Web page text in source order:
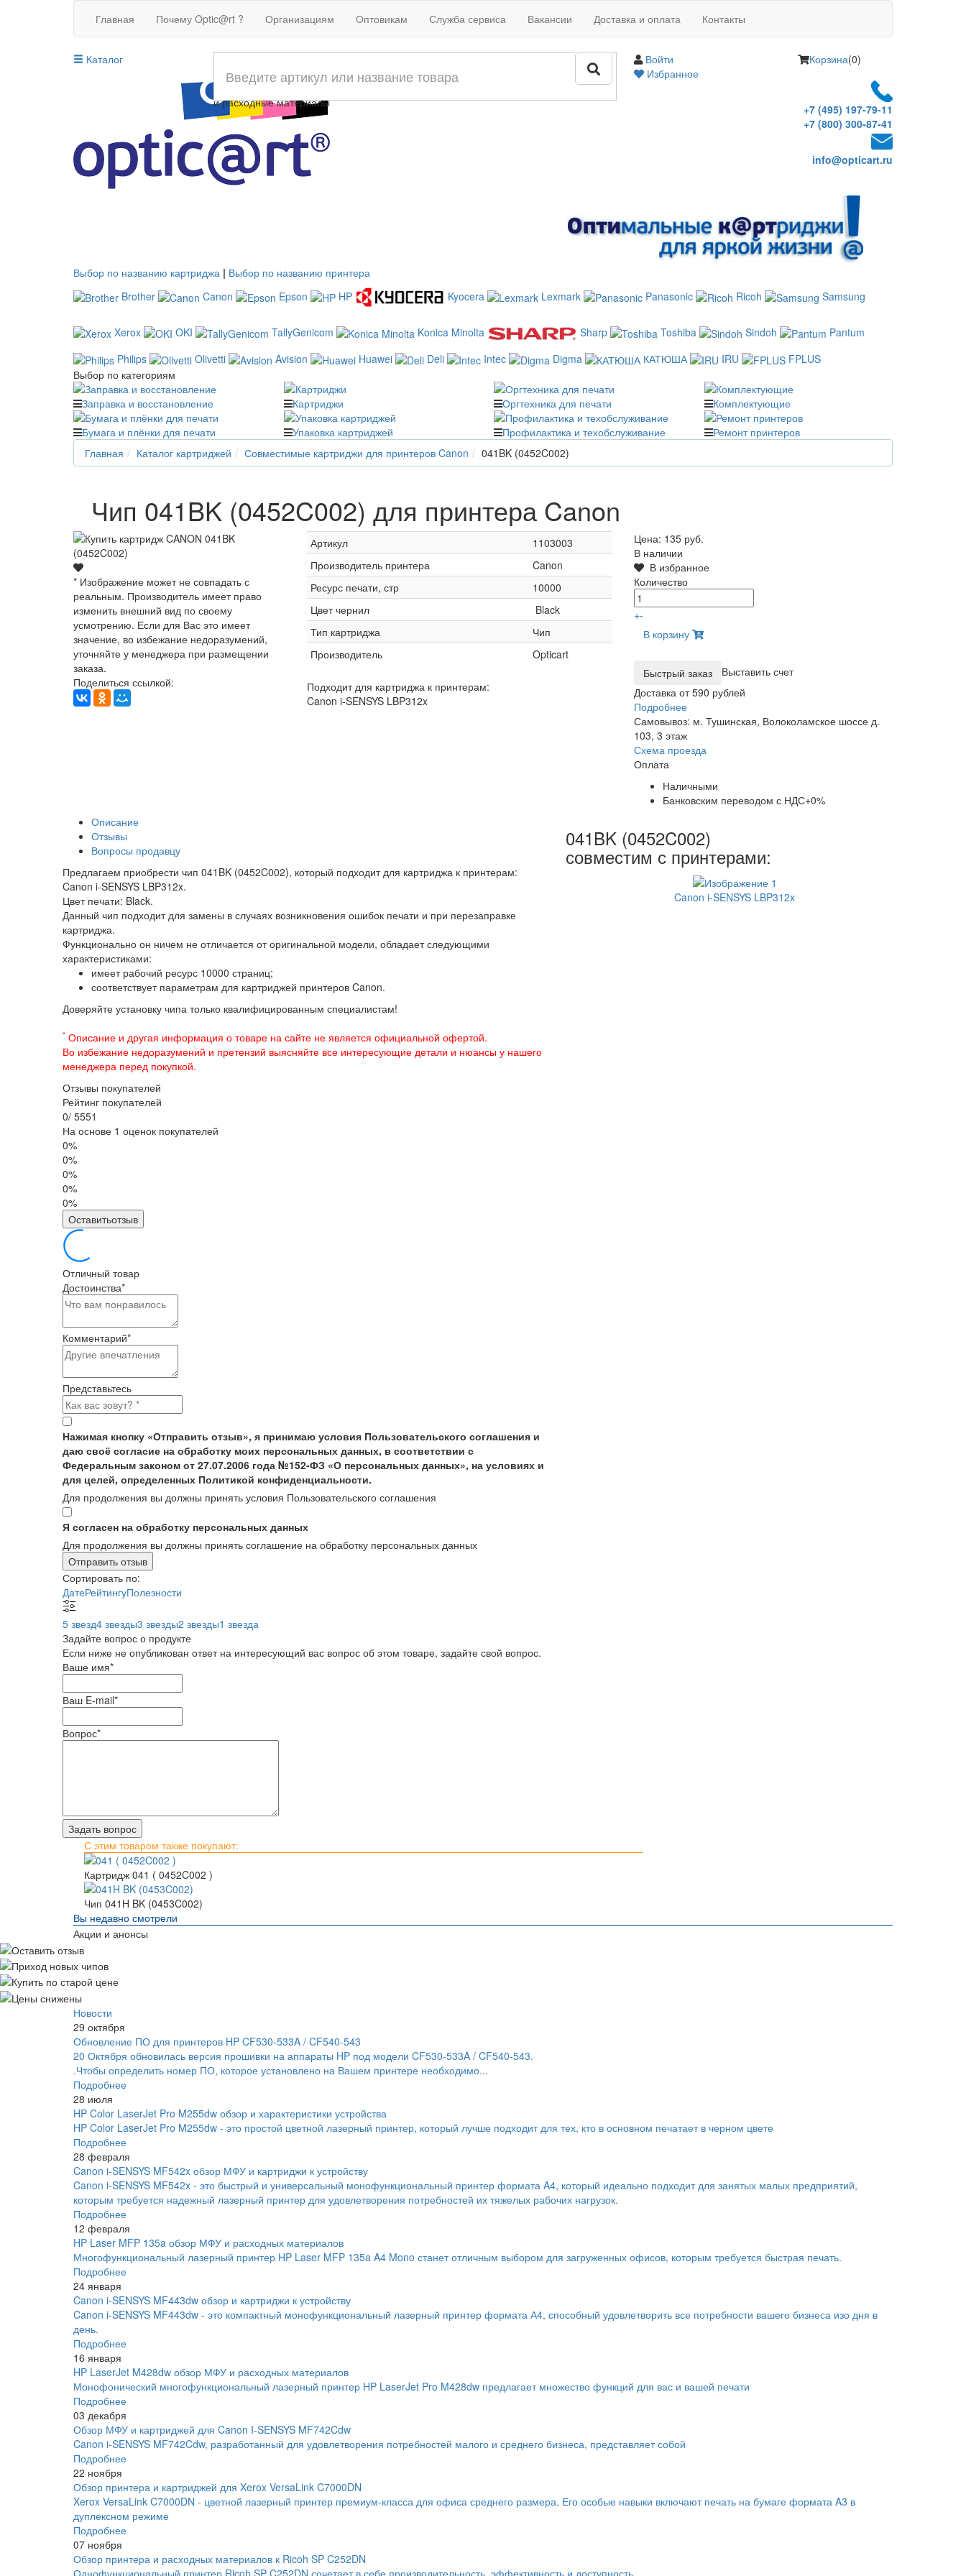
Главная Почему Optic@rt ? Организациям Оптовикам Служба сервиса Вакансии Доставка и оплата Контакты
Каталог
Войти
Избранное
Корзина(0)
Совместимые картриджи
и расходные материалы
+7 (495) 197-79-11
+7 (800) 300-87-41
info@opticart.ru
Выбор по названию картриджа | Выбор по названию принтера
Brother
Canon Epson HP Kyocera Lexmark Panasonic Ricoh Samsung
Xerox OKI TallyGenicom Konica Minolta Sharp Toshiba Sindoh
Pantum
Philips
Olivetti Avision Huawei Deli Intec Digma КАТЮША IRU
FPLUS
Выбор по категориям
Заправка и восстановление
Картриджи Оргтехника для печати
Комплектующие
Бумага и плёнки для печати
Упаковка картриджей Профилактика и техобслуживание
Ремонт принтеров
Главная
Каталог картриджей Совместимые картриджи для принтеров Canon 041BK (0452C002)
Чип 041BK (0452C002) для принтера Canon
* Изображение может не совпадать с
реальным. Производитель имеет право
изменить внешний вид по своему
усмотрению. Если для Вас это имеет
значение, во избежание недоразумений,
уточняйте у менеджера при размещении
заказа.
Поделиться ссылкой:
Артикул
1103003
Производитель принтера
Canon
Ресурс печати, стр
10000
Цвет чернил
Black
Тип картриджа
Чип
Производитель
Opticart
Подходит для картриджа к принтерам:
Canon i-SENSYS LBP312x
Цена: 135 руб.
В наличии
В избранное
Количество
+-
В корзину
Выставить счет
Доставка от 590 рублей
Подробнее
Самовывоз: м. Тушинская, Волоколамское шоссе д.
103, 3 этаж
Схема проезда
Оплата
Наличными
Банковским переводом с НДС+0%
Описание
Отзывы
Вопросы продавцу
Предлагаем приобрести чип 041BK (0452C002), который подходит для картриджа к принтерам:
Canon i-SENSYS LBP312x.
Цвет печати: Black.
Данный чип подходит для замены в случаях возникновения ошибок печати и при перезаправке
картриджа.
Функционально он ничем не отличается от оригинальной модели, обладает следующими
характеристиками:
имеет рабочий ресурс 10000 страниц;
соответствует параметрам для картриджей принтеров Canon.
Доверяйте установку чипа только квалифицированным специалистам!
* Описание и другая информация о товаре на сайте не является официальной офертой.
Во избежание недоразумений и претензий выясняйте все интересующие детали и нюансы у нашего
менеджера перед покупкой.
Отзывы покупателей
Рейтинг покупателей
0/ 5551
На основе 1 оценок покупателей
0%
0%
0%
0%
0%
Оставитьотзыв
Отличный товар
Достоинства*
Комментарий*
Представьтесь
Нажимая кнопку «Отправить отзыв», я принимаю условия Пользовательского соглашения и
даю своё согласие на обработку моих персональных данных, в соответствии с
Федеральным законом от 27.07.2006 года №152-ФЗ «О персональных данных», на условиях и
для целей, определенных Политикой конфиденциальности.
Для продолжения вы должны принять условия Пользовательского соглашения
Я согласен на обработку персональных данных
Для продолжения вы должны принять соглашение на обработку персональных данных
Отправить отзыв
Сортировать по:
ДатеРейтингуПолезности
5 звезд4 звезды3 звезды2 звезды1 звезда
Задайте вопрос о продукте
Если ниже не опубликован ответ на интересующий вас вопрос об этом товаре, задайте свой вопрос.
Ваше имя*
Ваш E-mail*
Вопрос*
041BK (0452C002)
совместим с принтерами:
Canon i-SENSYS LBP312x
С этим товаром также покупают:
Картридж 041 ( 0452C002 )
Чип 041H BK (0453C002)
Вы недавно смотрели
Акции и анонсы
Новости
29 октября
Обновление ПО для принтеров HP CF530-533A / CF540-543
20 Октября обновилась версия прошивки на аппараты HP под модели CF530-533A / CF540-543.
.Чтобы определить номер ПО, которое установлено на Вашем принтере необходимо...
Подробнее
28 июля
HP Color LaserJet Pro M255dw обзор и характеристики устройства
HP Color LaserJet Pro M255dw - это простой цветной лазерный принтер, который лучше подходит для тех, кто в основном печатает в черном цвете
Подробнее
28 февраля
Canon i-SENSYS MF542x обзор МФУ и картриджи к устройству
Canon i-SENSYS MF542x - это быстрый и универсальный монофункциональный принтер формата A4, который идеально подходит для занятых малых предприятий,
которым требуется надежный лазерный принтер для удовлетворения потребностей их тяжелых рабочих нагрузок.
Подробнее
12 февраля
HP Laser MFP 135a обзор МФУ и расходных материалов
Многофункциональный лазерный принтер HP Laser MFP 135a A4 Mono станет отличным выбором для загруженных офисов, которым требуется быстрая печать.
Подробнее
24 января
Canon i-SENSYS MF443dw обзор и картриджи к устройству
Canon i-SENSYS MF443dw - это компактный монофункциональный лазерный принтер формата А4, способный удовлетворить все потребности вашего бизнеса изо дня в
день.
Подробнее
16 января
HP LaserJet M428dw обзор МФУ и расходных материалов
Монофонический многофункциональный лазерный принтер HP LaserJet Pro M428dw предлагает множество функций для вас и вашей печати
Подробнее
03 декабря
Обзор МФУ и картриджей для Canon I-SENSYS MF742Cdw
Canon i-SENSYS MF742Cdw, разработанный для удовлетворения потребностей малого и среднего бизнеса, представляет собой
Подробнее
22 ноября
Обзор принтера и картриджей для Xerox VersaLink C7000DN
Xerox VersaLink C7000DN - цветной лазерный принтер премиум-класса для офиса среднего размера. Его особые навыки включают печать на бумаге формата A3 в
дуплексном режиме
Подробнее
07 ноября
Обзор принтера и расходных материалов к Ricoh SP C252DN
Однофункциональный принтер Ricoh SP C252DN сочетает в себе производительность, эффективность и доступность